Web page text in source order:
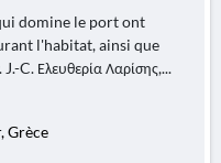
domine le port ont
l'habitat, ainsi que
C. Ελευθερία Λαρίσης,...
Grèce